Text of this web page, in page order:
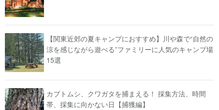
【関東近郊の夏キャンプにおすすめ】川や森で“自然の
涼を感じながら遊べる”ファミリーに人気のキャンプ場
15選
カブトムシ、クワガタを捕まえる！ 採集方法、時間
帯、採集に向かない日【捕獲編】